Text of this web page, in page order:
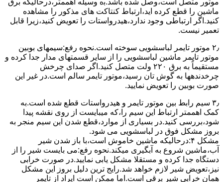
ﻣﻮﺗﻮر ﻣﺘﺼﻞ اﺳﺖ،وﺻﻞ ﺷﺪه ﺑﺎﺷﺪ.ﺑه وسیله اهممتر،درحالیکه ﺑﺮق
ﻣﺎﺷﯿﻦ را ﻗﻄﻊ کرده اید،ارﺗﺒﺎط ﮐﻨﺘﺎﮐﺖ ﻫﺎی ﻣﺬﮐﻮر را ﻣﺸﺎﻫﺪه
کنید.اﮔﺮ ارﺗﺒﺎطی وجود ندارد،ﻫﯿﺪرواﺳﺘﺎت را ﺗﻌﻮﯾﺾ ﮐﻨﯿﺪ،زﯾﺮا قابل
ﺗﻌﻤﯿﺮ نیست.
۲٫ ﻣﻮﺗﻮر ﺗﺎﯾﻤﺮ لباسشویی ﺳﻮﺧﺘﻪ اﺳﺖ.نحوه رﻓﻊ:سیمهای ﺑﻮﺑﯿﻦ
ﻣﻮﺗﻮر ﺗﺎﯾﻤﺮ ماشین لباسشویی را از ﺳﺎﯾﺮ قسمتهای ﻣﺪار ﺟﺪا کرده و
مستقیماً ﺑﻪ برق ۲۲۰ وﻟﺖ ﻣﺘﺼﻞ کنید.اﮔﺮ ﺻﺪای ﭼﺮﺧﺶ
چرخدندهها به گوش تان رﺳﯿﺪ،ﻣﻮﺗﻮر ﺗﺎﯾﻤﺮ ﺳﺎﻟﻢ اﺳﺖ.در ﻏﯿﺮ اﯾﻦ
ﺻﻮرت ﺑﻮﺑﯿﻦ را ﺗﻌﻮﯾﺾ ﻧﻤﺎﯾﯿﺪ.
۳٫ ﺳﯿﻢ راﺑﻂ ﺑﯿﻦ ﻣﻮﺗﻮر ﺗﺎﯾﻤﺮ و ﻫﯿﺪرواﺳﺘﺎت ﻗﻄﻊ ﺷﺪه اﺳﺖ.به
کمک اهممتر ارﺗﺒﺎط اﯾﻦ ﺳﯿﻢ را،ﮐﻪ میبایست از روی ﻧﻘﺸﻪ ﭘﯿﺪا
ﺷﻮد،بررسی ﮐﻨﯿﺪ.در ﺑﺴﯿﺎری از موارد،ﻗﻄﻊ ﺷﺪن اﯾﻦ ﺳﯿﻢ ﻣﻨﺠﺮ ﺑﻪ
ﺑﺮوز مشکل ﻓﻮق در لباسشویی می شود.
مشکل ۴:درحالیکه ﻣﺎﺷﯿﻦ ﺧﺎﻣﻮش اﺳﺖ،ﺑﺎ ﺑﺎز ﺷﺪن ﺷﯿﺮ
آب،ﻣﺎﺷﯿﻦ ﺷﺮوع ﺑﻪ آﺑﮕﯿﺮی میکند.نحوه رﻓﻊ:می بایست ﺷﯿﺮ را از
دستگاه جدا کرده و مستقلا مشکل یابی نمایید.در صورت خرابی
نیز،تعویض شیر لازم خواهد شد.رایج ترین دلیل بروز این مشکل
همان خرابی شیر برقی است.اما ممکن است ایراد از تایمر